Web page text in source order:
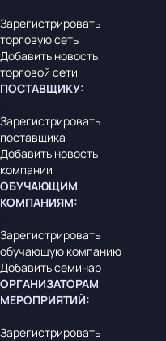
Зарегистрировать
торговую сеть
Добавить новость
торговой сети
ПОСТАВЩИКУ:
Зарегистрировать
поставщика
Добавить новость
компании
ОБУЧАЮЩИМ
КОМПАНИЯМ:
Зарегистрировать
обучающую компанию
Добавить семинар
ОРГАНИЗАТОРАМ
МЕРОПРИЯТИЙ:
Зарегистрировать